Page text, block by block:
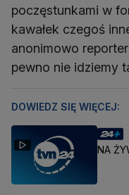
poczęstunkami w
kawałek czegoś
anonimowo
pewno nie idziemy
DOWIEDZ SIĘ WIĘCEJ:
NA